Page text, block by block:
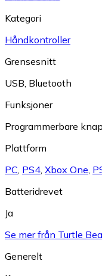
Kategori
Håndkontroller
Grensesnitt
USB, Bluetooth
Funksjoner
Programmerbare
Plattform
PC, PS4, Xbox One,
Batteridrevet
Ja
Se mer från Turtle
Generelt